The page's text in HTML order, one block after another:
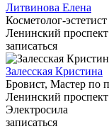
Литвинова Елена
Косметолог-эстетист
Ленинский проспект
записаться
Залесская Кристина
Бровист, Мастер по
Ленинский проспект
Электросила
записаться